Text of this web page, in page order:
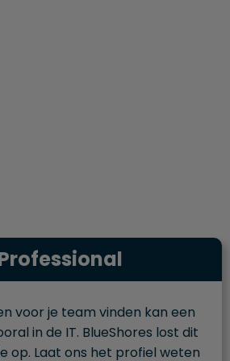
voor je team vinden kan een
in de IT. BlueShores lost dit
op. Laat ons het profiel weten